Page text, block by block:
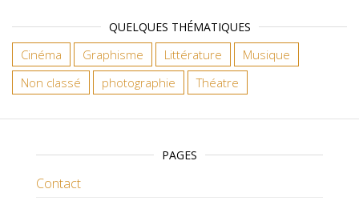
QUELQUES THÉMATIQUES
Cinéma Graphisme Littérature
Musique
Non classé
photographie Théatre
PAGES
Contact